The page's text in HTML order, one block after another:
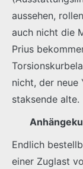
aussehen,
auch nicht die
Prius
nicht, der neue
staksende alte.
Endlich
einer Zuglast